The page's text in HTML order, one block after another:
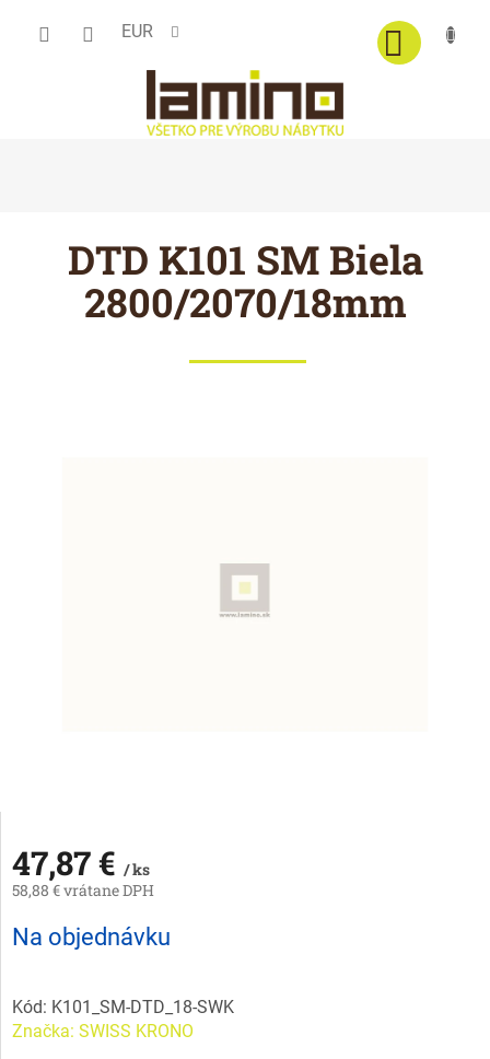
EUR
DTD K101 SM Biela
2800/2070/18mm
47,87 € / ks
58,88 € vrátane DPH
Jednotková
cena:
Na objednávku
Kód: K101_SM-DTD_18-SWK
Značka: SWISS KRONO